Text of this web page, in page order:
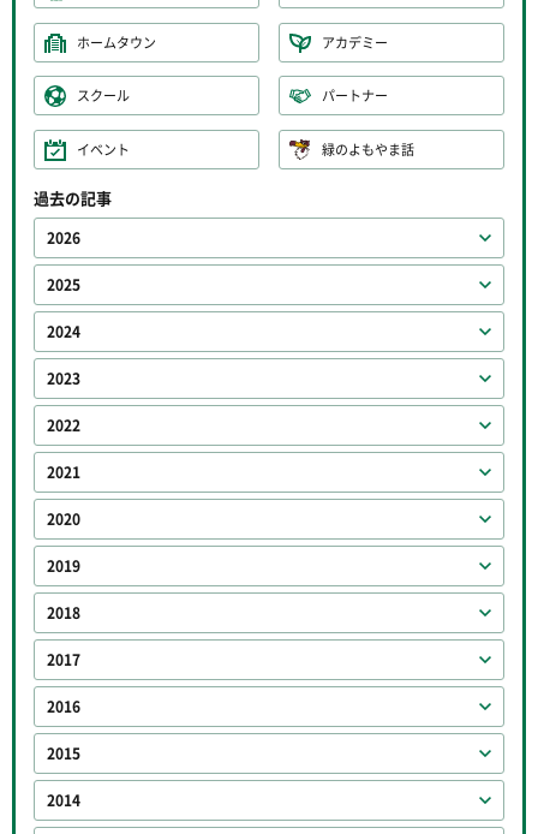
ホームタウン アカデミー
スクール パートナー
イベント 緑のよもやま話
過去の記事
2026
2025
2024
2023
2022
2021
2020
2019
2018
2017
2016
2015
2014